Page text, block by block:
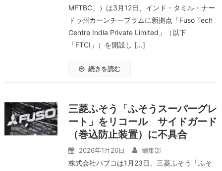
MFTBC」）は3月12日、インド・タミル・ナー
ドゥ州カーンチープラムに新拠点「Fuso Tech
Centre India Private Limited」（以下
「FTCI」）を開設し […]
続きを読む
三菱ふそう「ふそうスーパーグレ
ート」をリコール サイドガード
（巻込防止装置）に不具合
2026年1月26日 編集部
株式会社パブコは1月23日、三菱ふそう「ふそ